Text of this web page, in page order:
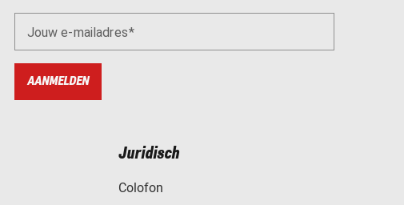
Jouw e-mailadres
AANMELDEN
Juridisch
Colofon